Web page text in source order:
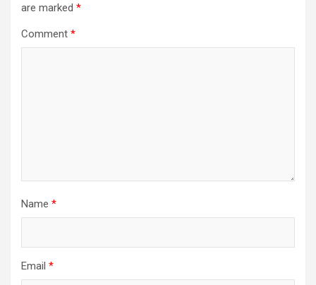
are marked *
Comment *
Name *
Email *